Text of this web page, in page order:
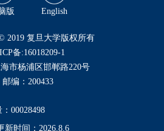
版 English
2019 复旦大学版权所有
备:16018209-1
市杨浦区邯郸路220号
邮编：200433
00028498
新时间： 2026 8 6